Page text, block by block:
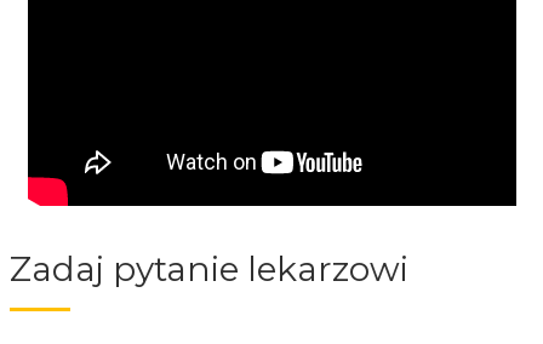
Zadaj pytanie lekarzowi